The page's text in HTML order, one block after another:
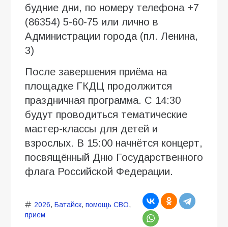
будние дни, по номеру телефона +7
(86354) 5-60-75 или лично в
Администрации города (пл. Ленина,
3)
После завершения приёма на
площадке ГКДЦ продолжится
праздничная программа. С 14:30
будут проводиться тематические
мастер-классы для детей и
взрослых. В 15:00 начнётся концерт,
посвящённый Дню Государственного
флага Российской Федерации.
2026, Батайск, помощь СВО,
прием